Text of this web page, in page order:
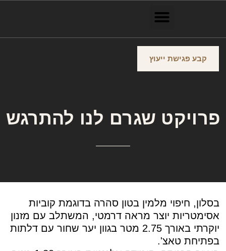
קבע פגישת ייעוץ
פרויקט שגרם לנו להתרגש
בסלון, חיפוי מלמין בטון סהרה בדוגמת קוביות
אסימטריות יוצר מראה דרמטי, המשתלב עם מזנון
יוקרתי באורך 2.75 מטר בגוון יער שחור עם דלתות
בפתיחת טאצ'.